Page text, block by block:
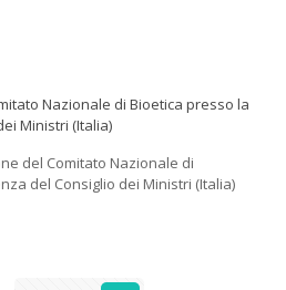
Nazionale di Bioetica presso la
Ministri (Italia)
del Comitato Nazionale di
del Consiglio dei Ministri (Italia)